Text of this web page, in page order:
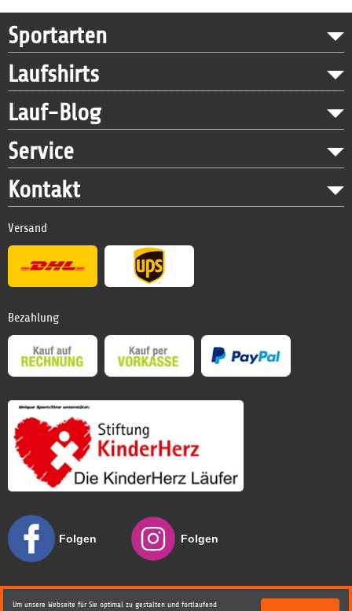
Sportarten
Laufshirts
Lauf-Blog
Service
Kontakt
Versand
Bezahlung
Folgen
Sie uns
Folgen
Sie uns
Um unsere Webseite für Sie optimal zu gestalten und fortlaufend